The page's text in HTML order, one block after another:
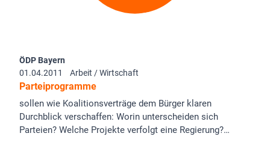
ÖDP Bayern
01.04.2011
Arbeit / Wirtschaft
Parteiprogramme
sollen wie Koalitionsverträge dem Bürger klaren
Durchblick verschaffen: Worin unterscheiden sich
Parteien? Welche Projekte verfolgt eine Regierung?…